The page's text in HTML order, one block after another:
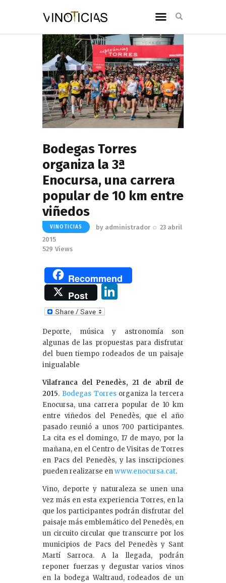
Bodegas Torres
organiza la 3ª
Enocursa, una carrera
popular de 10 km entre
viñedos
VINOTICIAS by administrador
23 abril
2015
529 Views
Recommend
Post
e
dI
Deporte, música y astronomía son
algunas de las propuestas para disfrutar
del buen tiempo rodeados de un paisaje
inigualable
Vilafranca del Penedès, 21 de abril de
2015. Bodegas Torresorganiza la tercera
Enocursa, una carrera popular de 10 km
entre viñedos del Penedès, que el año
pasado reunió a unos 700 participantes.
La cita es el domingo, 17 de mayo, por la
mañana, en el Centro de Visitas de Torres
en Pacs del Penedès, y las inscripciones
pueden realizarse enwww.enocursa.cat.
Vino, deporte y naturaleza se unen una
vez más en esta experiencia Torres, en la
que los participantes podrán disfrutar del
paisaje más emblemático del Penedès, en
un circuito circular que transcurre por los
municipios de Pacs del Penedès y Sant
Martí Sarroca. A la llegada, podrán
reponer fuerzas y degustar varios vinos
en la bodega Waltraud, rodeados de un